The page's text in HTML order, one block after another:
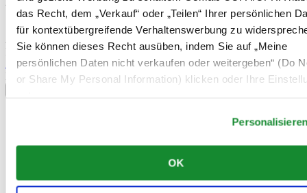
das Recht, dem „Verkauf“ oder „Teilen“ Ihrer persönlichen
für kontextübergreifende Verhaltenswerbung zu
Sie können dieses Recht ausüben, indem Sie auf „Meine
persönlichen Daten nicht verkaufen oder weitergeben“ (Do
or Share My Personal Information) klicken oder Ihre
OK
Willkommen im CERTINA Club
Abonnieren Sie unseren Newsletter und erhalten Sie exklusive
Information
Anmelden
Land/Region auswählen
简体中文